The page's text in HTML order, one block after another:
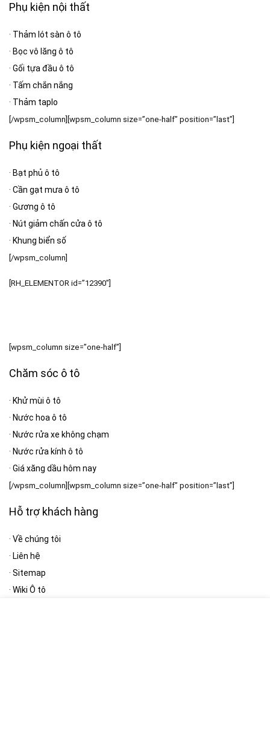
Phụ kiện nội thất
· Thảm lót sàn ô tô
· Bọc vô lăng ô tô
· Gối tựa đầu ô tô
· Tấm chắn nắng
· Thảm taplo
[/wpsm_column][wpsm_column size=”one-half” position=”last”]
Phụ kiện ngoại thất
· Bạt phủ ô tô
· Cần gạt mưa ô tô
· Gương ô tô
· Nút giảm chấn cửa ô tô
· Khung biển số
[/wpsm_column]
[RH_ELEMENTOR id=”12390″]
[wpsm_column size=”one-half”]
Chăm sóc ô tô
· Khử mùi ô tô
· Nước hoa ô tô
· Nước rửa xe không chạm
· Nước rửa kính ô tô
· Giá xăng dầu hôm nay
[/wpsm_column][wpsm_column size=”one-half” position=”last”]
Hỗ trợ khách hàng
· Về chúng tôi
· Liên hệ
· Sitemap
· Wiki Ô tô